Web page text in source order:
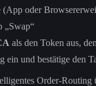
oder
„Swap“
als den Token aus,
ein und bestätige den
Order-